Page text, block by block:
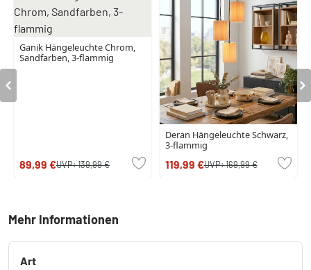
Ganik Hängeleuchte Chrom,
Sandfarben, 3-flammig
89,99 €UVP:139,99 €
Deran Hängeleuchte Schwarz,
3-flammig
119,99 €UVP:169,99 €
Mehr Informationen
Art